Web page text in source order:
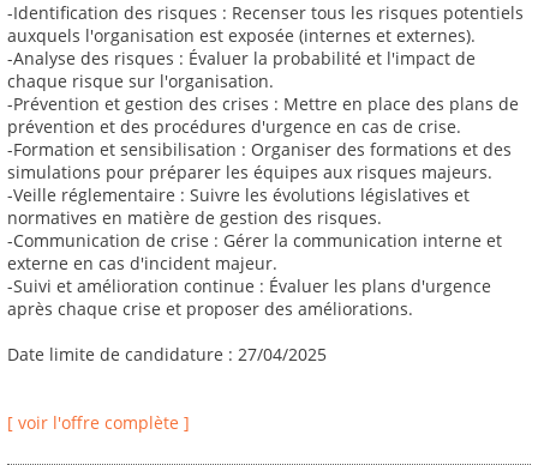
-Identification des risques : Recenser tous les risques potentiels
auxquels l'organisation est exposée (internes et externes).
-Analyse des risques : Évaluer la probabilité et l'impact de
chaque risque sur l'organisation.
-Prévention et gestion des crises : Mettre en place des plans de
prévention et des procédures d'urgence en cas de crise.
-Formation et sensibilisation : Organiser des formations et des
simulations pour préparer les équipes aux risques majeurs.
-Veille réglementaire : Suivre les évolutions législatives et
normatives en matière de gestion des risques.
-Communication de crise : Gérer la communication interne et
externe en cas d'incident majeur.
-Suivi et amélioration continue : Évaluer les plans d'urgence
après chaque crise et proposer des améliorations.
Date limite de candidature : 27/04/2025
[ voir l'offre complète ]